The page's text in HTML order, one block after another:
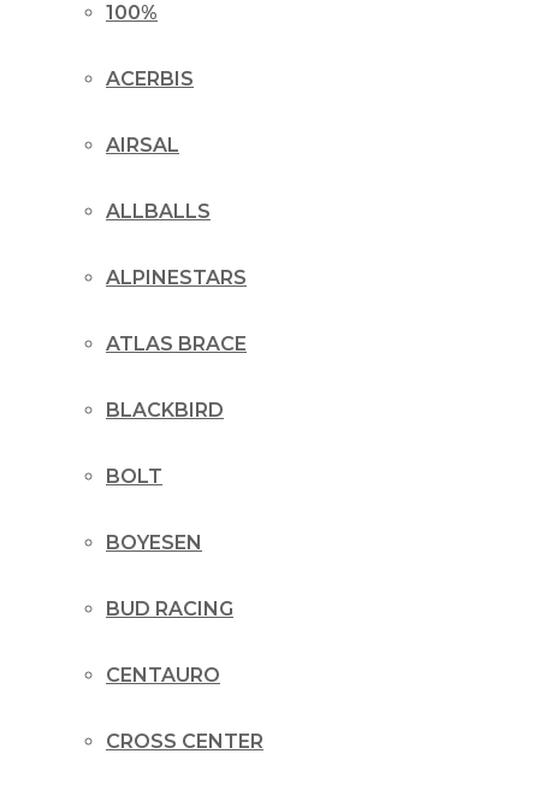
100%
ACERBIS
AIRSAL
ALLBALLS
ALPINESTARS
ATLAS BRACE
BLACKBIRD
BOLT
BOYESEN
BUD RACING
CENTAURO
CROSS CENTER